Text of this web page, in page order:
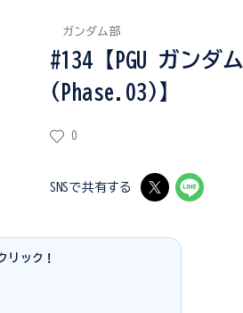
#134【PGU ガンダム
(Phase.03)】
ガンダム部
0
SNSで共有する
リック！